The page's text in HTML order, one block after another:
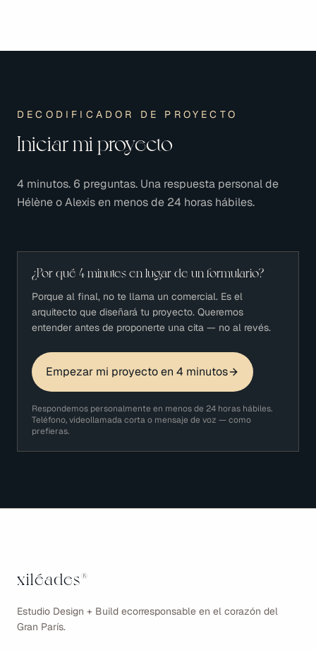
DECODIFICADOR DE PROYECTO
Iniciar mi proyecto
4 minutos. 6 preguntas. Una respuesta personal de
Hélène o Alexis en menos de 24 horas hábiles.
¿Por qué 4 minutes en lugar de un formulario?
Porque al final, no te llama un comercial. Es el
arquitecto que diseñará tu proyecto. Queremos
entender antes de proponerte una cita — no al revés.
Empezar mi proyecto en 4 minutos
Respondemos personalmente en menos de 24 horas hábiles.
Teléfono, videollamada corta o mensaje de voz — como
prefieras.
xiléades ®
Estudio Design + Build ecorresponsable en el corazón del
Gran París.